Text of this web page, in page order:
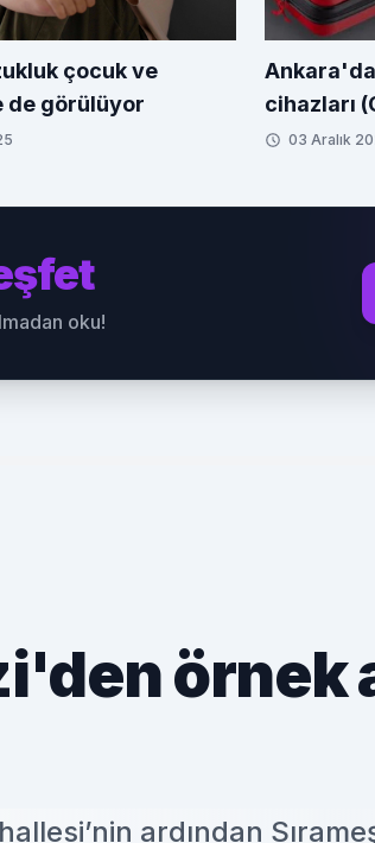
çocuk ve
de görülüyor
cihazları
03 Aralık
oku!
örnek
ardından